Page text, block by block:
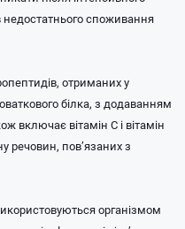
споживання
отриманих у
білка, з додаванням
включає вітамін С і вітамін
речовин, пов’язаних з
організмом